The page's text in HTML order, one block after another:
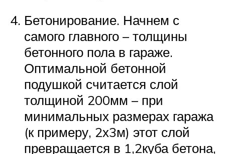
Бетонирование. Начнем с
самого главного – толщины
бетонного пола в гараже.
Оптимальной бетонной
подушкой считается слой
толщиной 200мм – при
минимальных размерах гаража
(к примеру, 2х3м) этот слой
превращается в 1,2куба бетона,